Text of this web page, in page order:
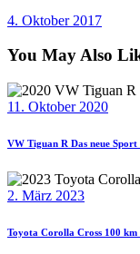
4. Oktober 2017
You May Also
11. Oktober 2020
VW Tiguan R Das neue
2. März 2023
Toyota Corolla Cross 100 km